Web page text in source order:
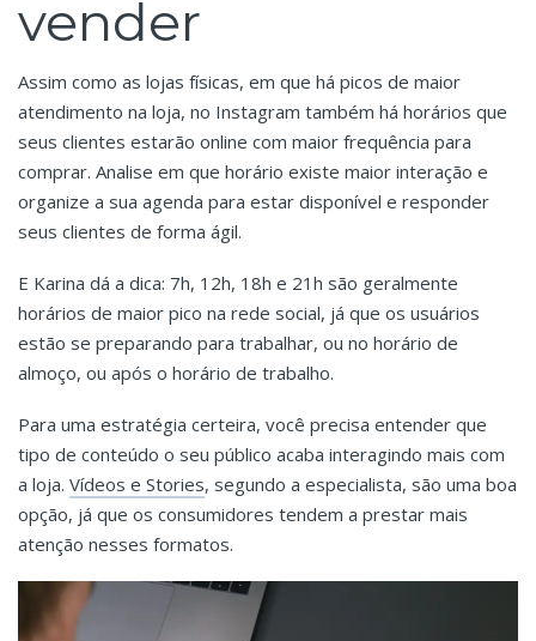
vender
Assim como as lojas físicas, em que há picos de maior
atendimento na loja, no Instagram também há horários que
seus clientes estarão online com maior frequência para
comprar. Analise em que horário existe maior interação e
organize a sua agenda para estar disponível e responder
seus clientes de forma ágil.
E Karina dá a dica: 7h, 12h, 18h e 21h são geralmente
horários de maior pico na rede social, já que os usuários
estão se preparando para trabalhar, ou no horário de
almoço, ou após o horário de trabalho.
Para uma estratégia certeira, você precisa entender que
tipo de conteúdo o seu público acaba interagindo mais com
a loja. Vídeos e Stories, segundo a especialista, são uma boa
opção, já que os consumidores tendem a prestar mais
atenção nesses formatos.